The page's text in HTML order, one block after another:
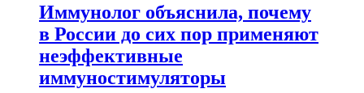
Иммунолог объяснила, почему
в России до сих пор применяют
неэффективные
иммуностимуляторы